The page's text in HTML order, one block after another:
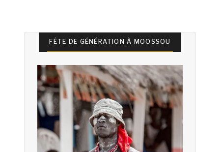
FÊTE DE GÉNÉRATION À MOOSSOU